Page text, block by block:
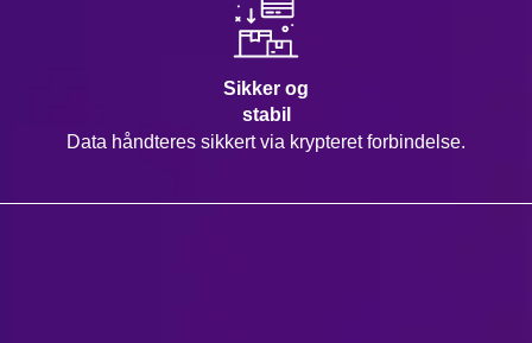
Sikker og
stabil
Data håndteres sikkert via krypteret forbindelse.